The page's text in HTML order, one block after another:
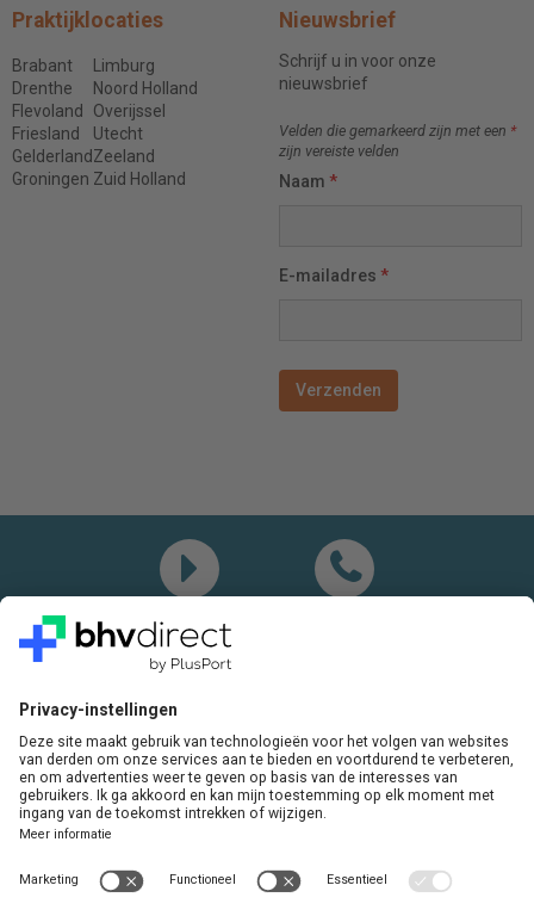
Praktijklocaties
Brabant
Drenthe
Flevoland
Friesland
Gelderland
Groningen
Limburg
Noord Holland
Overijssel
Utecht
Zeeland
Zuid Holland
Nieuwsbrief
Schrijf u in voor onze
nieuwsbrief
Velden die gemarkeerd zijn met een *
zijn vereiste velden
Naam *
E-mailadres *
Demo
of stuur ons een e-mail
LinkedIn